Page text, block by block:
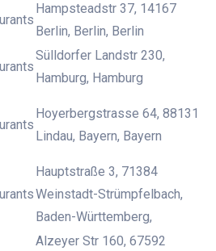
Hampsteadstr 37, 14167
Berlin, Berlin, Berlin
Sülldorfer Landstr 230,
Hamburg, Hamburg
Hoyerbergstrasse 64, 88131
Lindau, Bayern, Bayern
Hauptstraße 3, 71384
Weinstadt-Strümpfelbach,
Baden-Württemberg,
Alzeyer Str 160, 67592